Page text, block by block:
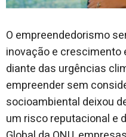
O empreendedorismo
inovação e crescimento
diante das urgências
empreender sem
socioambiental deixou
um risco reputacional e